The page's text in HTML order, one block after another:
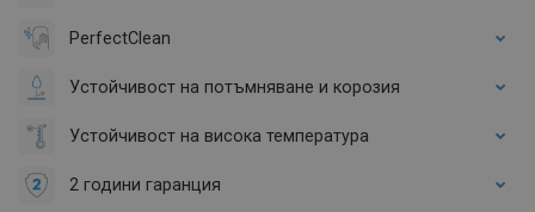
PerfectClean
Устойчивост на потъмняване и корозия
Устойчивост на висока температура
2 години гаранция